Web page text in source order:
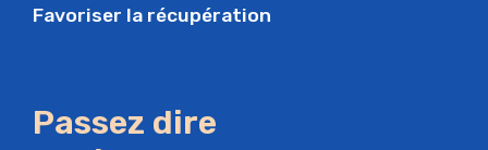
Favoriser la récupération
Passez dire